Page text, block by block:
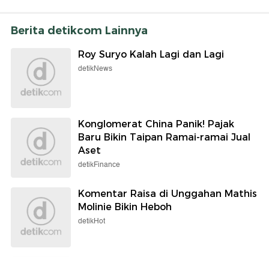
Berita detikcom Lainnya
Roy Suryo Kalah Lagi dan Lagi
detikNews
Konglomerat China Panik! Pajak
Baru Bikin Taipan Ramai-ramai Jual
Aset
detikFinance
Komentar Raisa di Unggahan Mathis
Molinie Bikin Heboh
detikHot